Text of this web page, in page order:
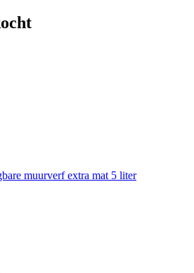
muurverf extra mat 5 liter